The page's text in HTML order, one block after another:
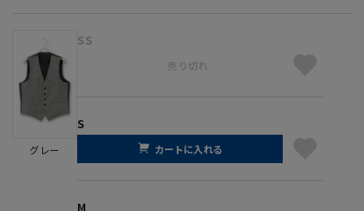
グレー
SS
売り切れ
S
カートに入れる
M